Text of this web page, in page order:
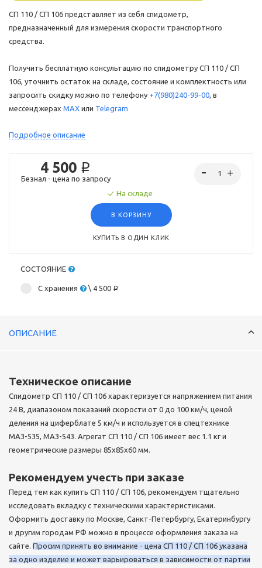
СП 110 / СП 106 представляет из себя спидометр,
предназначенный для измерения скорости транспортного
средства.
Получить бесплатную консультацию по спидометру СП 110 / СП
106, уточнить остаток на складе, состояние и комплектность или
запросить скидку можно по телефону +7(980)240-99-00, в
мессенджерах MAX или Telegram
Подробное описание
4 500 ₽
Безнал - цена по запросу
На складе
В КОРЗИНУ
КУПИТЬ В ОДИН КЛИК
СОСТОЯНИЕ
С хранения \ 4 500 ₽
ОПИСАНИЕ
Техническое описание
Спидометр СП 110 / СП 106 характеризуется напряжением питания
24 В, диапазоном показаний скорости от 0 до 100 км/ч, ценой
деления на циферблате 5 км/ч и используется в спецтехнике
МАЗ-535, МАЗ-543. Агрегат СП 110 / СП 106 имеет вес 1.1 кг и
геометрические размеры 85x85x60 мм.
Рекомендуем учесть при заказе
Перед тем как купить СП 110 / СП 106, рекомендуем тщательно
исследовать вкладку с техническими характеристиками.
Оформить доставку по Москве, Санкт-Петербургу, Екатеринбургу
и другим городам РФ можно в процессе оформления заказа на
сайте. Просим принять во внимание - цена СП 110 / СП 106 указана
за одно изделие и может варьироваться в зависимости от партии